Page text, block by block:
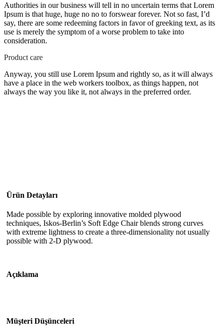
Authorities in our business will tell in no uncertain terms that Lorem
Ipsum is that huge, huge no no to forswear forever. Not so fast, I’d
say, there are some redeeming factors in favor of greeking text, as its
use is merely the symptom of a worse problem to take into
consideration.
Product care
Anyway, you still use Lorem Ipsum and rightly so, as it will always
have a place in the web workers toolbox, as things happen, not
always the way you like it, not always in the preferred order.
Ürün Detayları
Made possible by exploring innovative molded plywood
techniques, Iskos-Berlin’s Soft Edge Chair blends strong curves
with extreme lightness to create a three-dimensionality not usually
possible with 2-D plywood.
Açıklama
Müşteri Düşünceleri